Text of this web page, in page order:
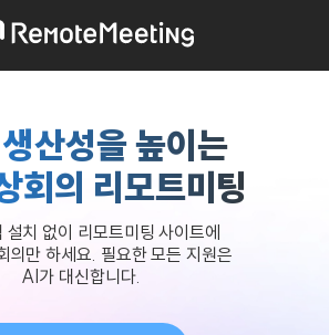
산성을 높이는
회의 리모트미팅
설치 없이 리모트미팅 사이트에
의만 하세요. 필요한 모든 지원은
AI가 대신합니다.